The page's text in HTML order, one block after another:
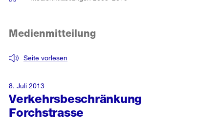
Verkehrsbeschränkung
Forchstrasse
Seite vorlesen
Medienmitteilung
8. Juli 2013